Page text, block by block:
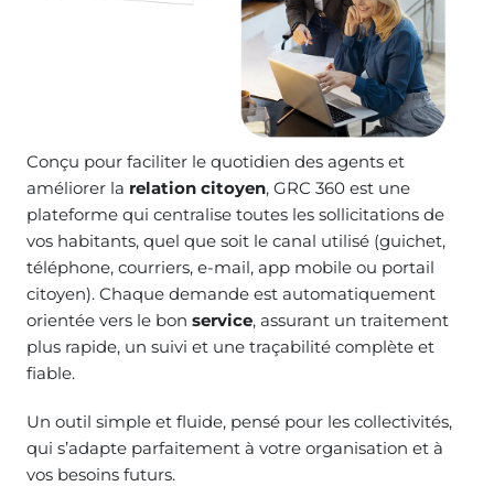
Conçu pour faciliter le quotidien des agents et
améliorer la relation citoyen, GRC 360 est une
plateforme qui centralise toutes les sollicitations de
vos habitants, quel que soit le canal utilisé (guichet,
téléphone, courriers, e-mail, app mobile ou portail
citoyen). Chaque demande est automatiquement
orientée vers le bon service, assurant un traitement
plus rapide, un suivi et une traçabilité complète et
fiable.
Un outil simple et fluide, pensé pour les collectivités,
qui s’adapte parfaitement à votre organisation et à
vos besoins futurs.